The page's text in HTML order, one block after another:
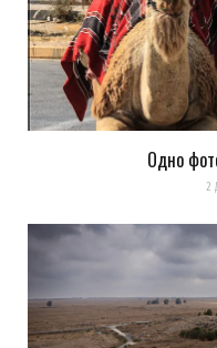
Одно
2